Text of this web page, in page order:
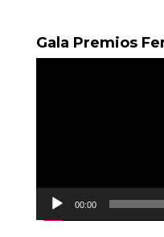
Gala Premios
00:00